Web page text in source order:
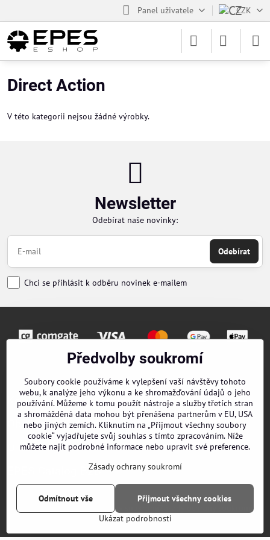
Panel uživatele CZK
Direct Action
V této kategorii nejsou žádné výrobky.
Newsletter
Odebírat naše novinky:
Odebírat
Chci se přihlásit k odběru novinek e-mailem
Kontakty
Obchodní podmínky
O nás
EPES Catalog B2B
© Předvolby soukromí
Vytvořeno systémem:ByznysWeb.cz
Předvolby soukromí
Soubory cookie používáme k vylepšení vaší návštěvy tohoto
webu, k analýze jeho výkonu a ke shromažďování údajů o jeho
používání. Můžeme k tomu použít nástroje a služby třetích stran
a shromážděná data mohou být přenášena partnerům v EU, USA
nebo jiných zemích. Kliknutím na „Přijmout všechny soubory
cookie“ vyjadřujete svůj souhlas s tímto zpracováním. Níže
můžete najít podrobné informace nebo upravit své preference.
Zásady ochrany soukromí
Ukázat podrobnosti
Přijmout všechny cookies
Odmítnout vše